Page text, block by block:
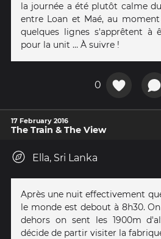
la journée a été plutôt calme
entre Loan et Maé, au
quelques lignes s'apprêtent à
pour la unit … À suivre !
0
17 February 2016
The Train & The View
Ella, Sri Lanka
Après une nuit effectivement
le monde est debout à 8h30.
dehors on sent les 1900m
décide de partir visiter la